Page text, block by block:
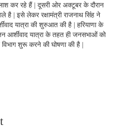
कर रहे हैं | दूसरी ओर अक्‍टूबर के दौरान
है | इसे लेकर रक्षामंत्री राजनाथ स‍िंंह ने
यात्रा की शुरुआत की है | हर‍ियाणा के
आर्शीवाद यात्रा के तहत ही जनसभाओं को
शुरू करने की घोषणा की है |